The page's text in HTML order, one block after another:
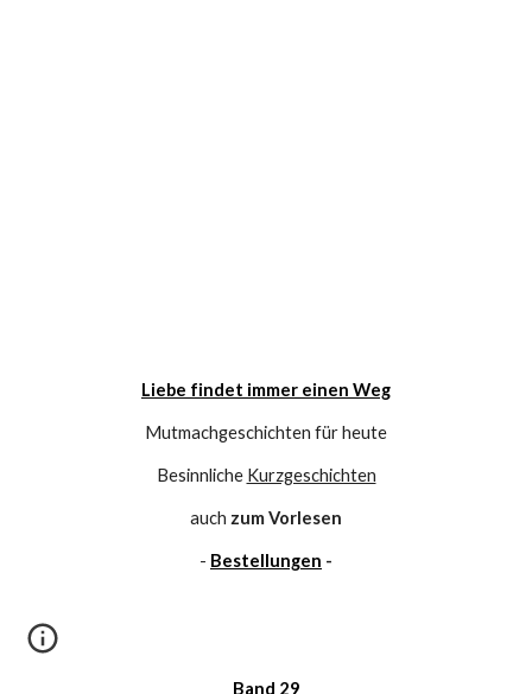
Liebe findet immer einen Weg
Mutmachgeschichten für heute
Besinnliche Kurzgeschichten
auch zum Vorlesen
- Bestellungen -
Band 29